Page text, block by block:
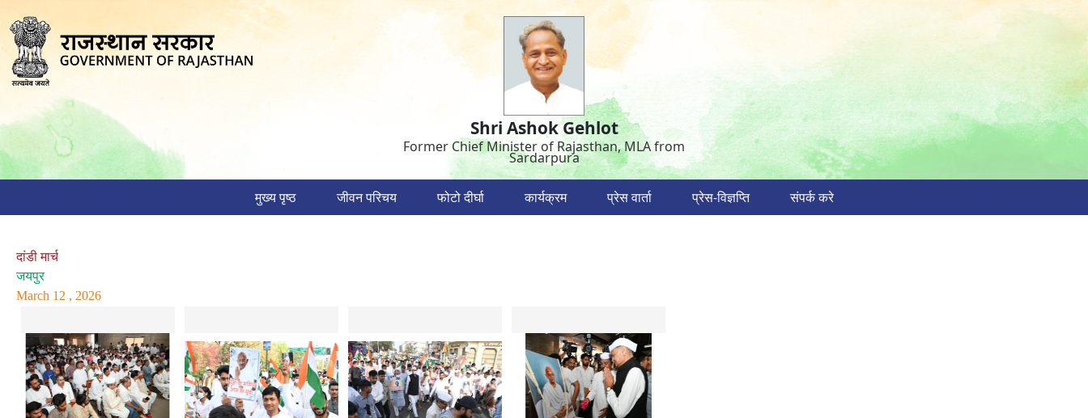
Shri Ashok Gehlot
Former Chief Minister of Rajasthan, MLA from
Sardarpura
मुख्य पृष्ठ जीवन परिचय फोटो दीर्घा कार्यक्रम प्रेस वार्ता प्रेस-विज्ञप्ति संपर्क करे
दांडी मार्च
जयपुर
March 12 , 2026